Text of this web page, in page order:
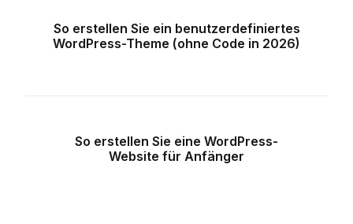
So erstellen Sie ein benutzerdefiniertes
WordPress-Theme (ohne Code in 2026)
So erstellen Sie eine WordPress-
Website für Anfänger